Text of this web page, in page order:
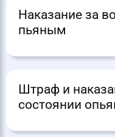
Наказание за
пьяным
Штраф и
состоянии